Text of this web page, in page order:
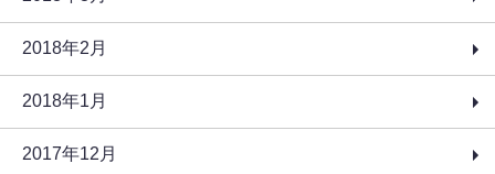
2018年2月
2018年1月
2017年12月